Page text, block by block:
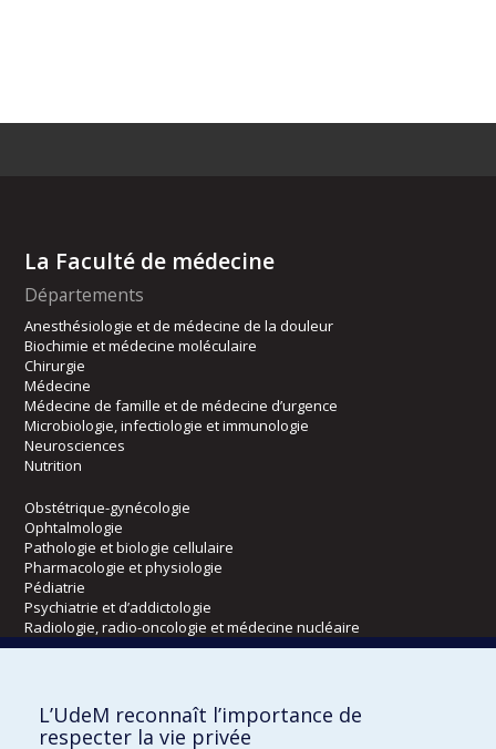
La Faculté de médecine
Départements
Anesthésiologie et de médecine de la douleur
Biochimie et médecine moléculaire
Chirurgie
Médecine
Médecine de famille et de médecine d’urgence
Microbiologie, infectiologie et immunologie
Neurosciences
Nutrition
Obstétrique-gynécologie
Ophtalmologie
Pathologie et biologie cellulaire
Pharmacologie et physiologie
Pédiatrie
Psychiatrie et d’addictologie
Radiologie, radio-oncologie et médecine nucléaire
Écoles
Kinésiologie et des sciences de l’activité physique
L’UdeM reconnaît l’importance de
respecter la vie privée